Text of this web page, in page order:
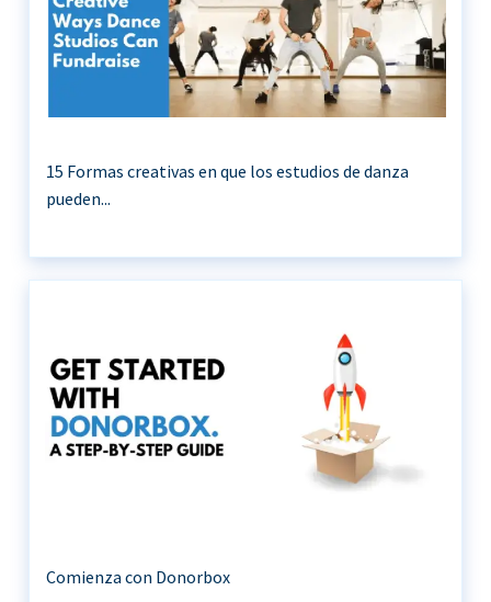
15 Formas creativas en que los estudios de danza
pueden...
Comienza con Donorbox